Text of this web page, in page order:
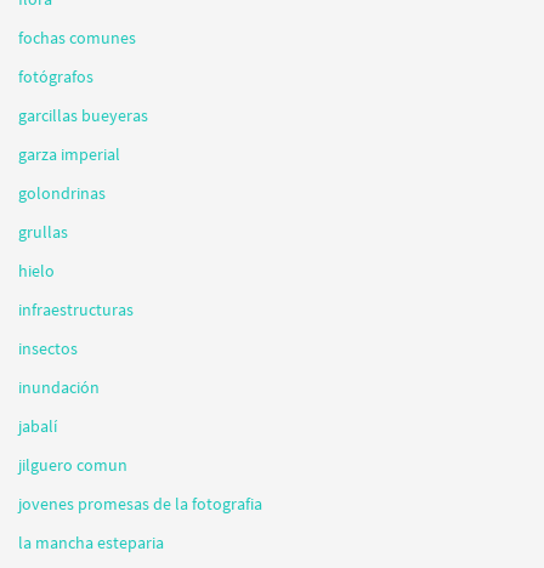
fochas comunes
fotógrafos
garcillas bueyeras
garza imperial
golondrinas
grullas
hielo
infraestructuras
insectos
inundación
jabalí
jilguero comun
jovenes promesas de la fotografia
la mancha esteparia